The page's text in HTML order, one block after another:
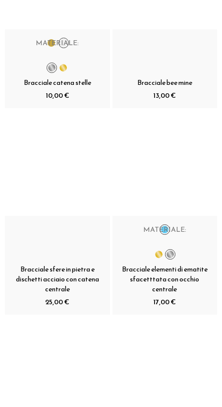
MATERIALE:
Bracciale catena stelle
10,00 €
Bracciale bee mine
13,00 €
Bracciale sfere in pietra e
dischetti acciaio con catena
centrale
25,00 €
MATERIALE:
Bracciale elementi di ematite
sfacetttata con occhio
centrale
17,00 €